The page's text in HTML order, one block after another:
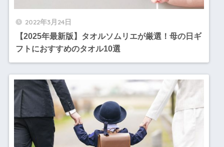
2022年3月24日
【2025年最新版】タオルソムリエが厳選！母の日ギ
フトにおすすめのタオル10選